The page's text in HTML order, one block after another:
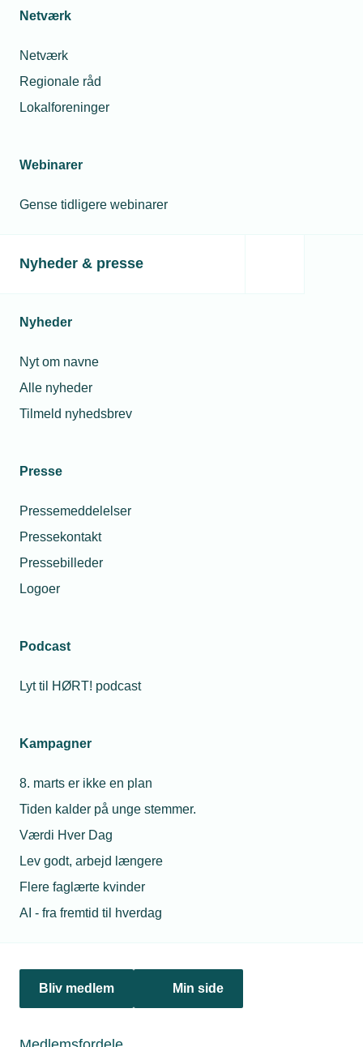
Netværk
Netværk
Regionale råd
Lokalforeninger
Webinarer
Gense tidligere webinarer
Nyheder & presse
Nyheder
Nyt om navne
Alle nyheder
Tilmeld nyhedsbrev
Presse
Pressemeddelelser
Pressekontakt
Pressebilleder
Logoer
Podcast
Lyt til HØRT! podcast
Kampagner
8. marts er ikke en plan
Tiden kalder på unge stemmer.
Værdi Hver Dag
Lev godt, arbejd længere
Flere faglærte kvinder
AI - fra fremtid til hverdag
Bliv medlem Min side
Politik & analyse
jura@tekniq.dk
tekniq@tekniq.dk